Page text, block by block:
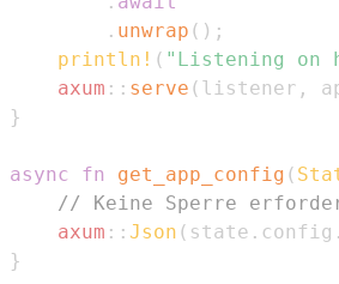
. unwrap ( ) ;
println! ( "Listening on
axum :: serve ( listener ,
}
async fn get_app_config (
// Keine Sperre
axum :: Json ( state . config .
}